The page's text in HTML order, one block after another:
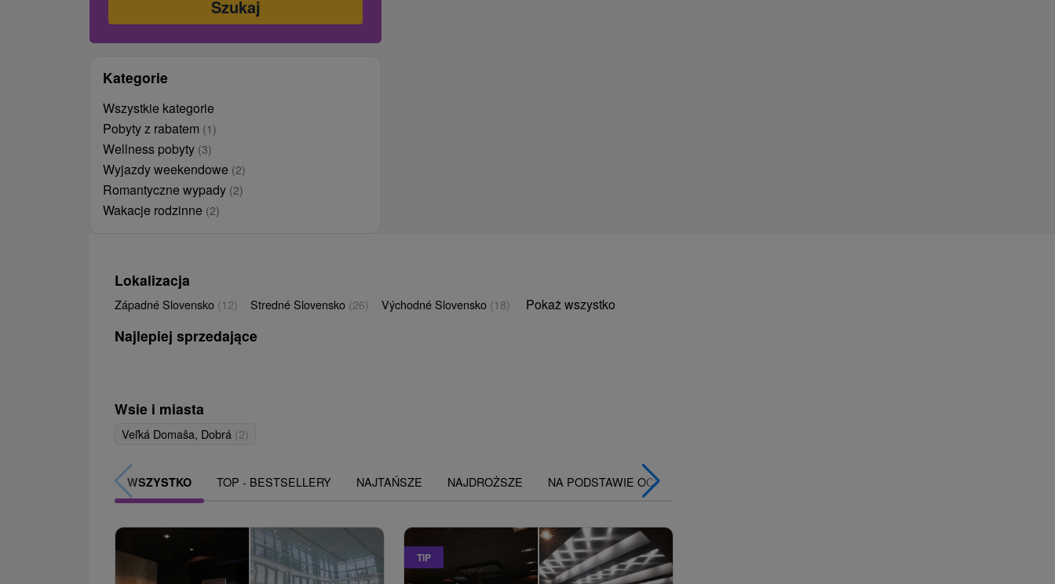
Kategorie
Wszystkie kategorie
Pobyty z rabatem (1)
Wellness pobyty (3)
Wyjazdy weekendowe (2)
Romantyczne wypady (2)
Wakacje rodzinne (2)
Lokalizacja
Západné Slovensko (12) Stredné Slovensko (26) Východné Slovensko (18) Pokaż wszystko
Najlepiej sprzedające
Wsie i miasta
Veľká Domaša, Dobrá (2)
WSZYSTKO TOP - BESTSELLERY NAJTAŃSZE NAJDROŻSZE NA PODSTAWIE OCENY
TIP